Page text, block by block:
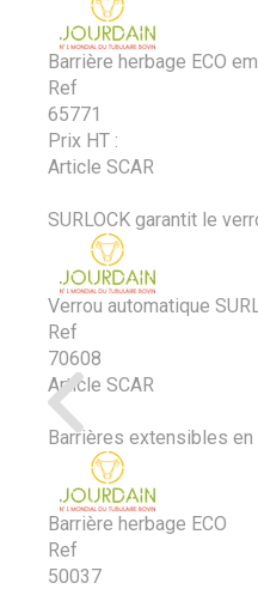
Barrière herbage ECO
Ref
65771
Prix HT :
Article SCAR
SURLOCK garantit le
Verrou automatique
Ref
70608
Article SCAR
Barrières extensibles en
Barrière herbage ECO
Ref
50037